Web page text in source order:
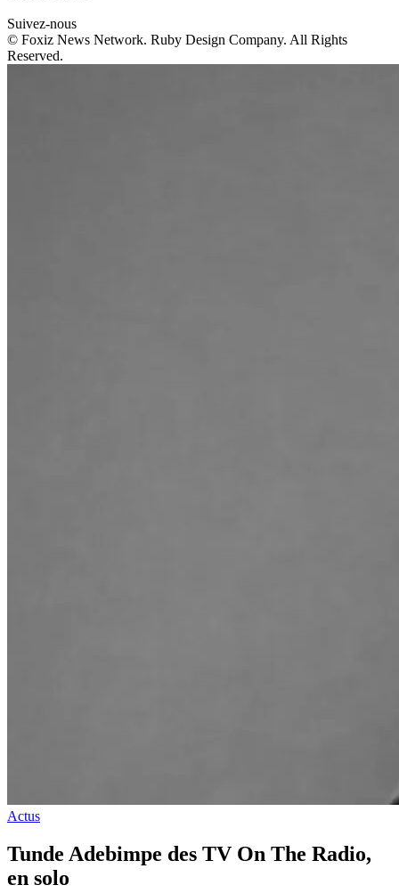
Suivez-nous
© Foxiz News Network. Ruby Design Company. All Rights
Reserved.
Actus
Tunde Adebimpe des TV On The Radio,
en solo